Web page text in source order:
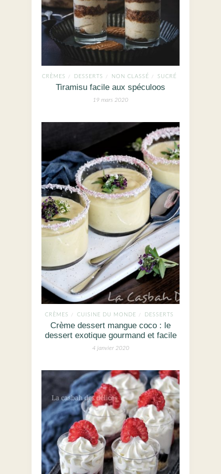
CRÈMES / DESSERTS / NON CLASSÉ / SUCRÉ
Tiramisu facile aux spéculoos
19 mars 2020
CRÈMES / CUISINE DU MONDE / DESSERTS
Crème dessert mangue coco : le
dessert exotique gourmand et facile
4 janvier 2020